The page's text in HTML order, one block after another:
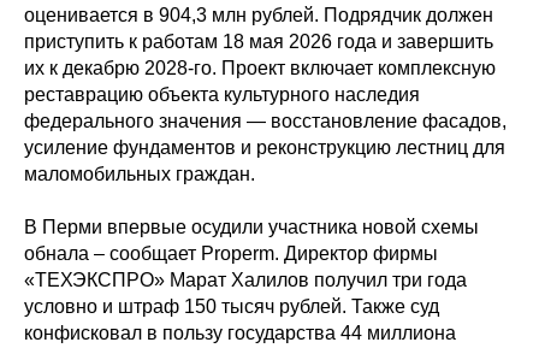
оценивается в 904,3 млн рублей. Подрядчик должен
приступить к работам 18 мая 2026 года и завершить
их к декабрю 2028-го. Проект включает комплексную
реставрацию объекта культурного наследия
федерального значения — восстановление фасадов,
усиление фундаментов и реконструкцию лестниц для
маломобильных граждан.
В Перми впервые осудили участника новой схемы
обнала – сообщает Properm. Директор фирмы
«ТЕХЭКСПРО» Марат Халилов получил три года
условно и штраф 150 тысяч рублей. Также суд
конфисковал в пользу государства 44 миллиона